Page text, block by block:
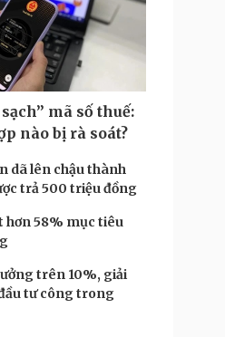
mã số thuế:
nào bị rà soát?
dã lên chậu thành
trả 500 triệu đồng
hơn 58% mục tiêu
trên 10%, giải
tư công trong